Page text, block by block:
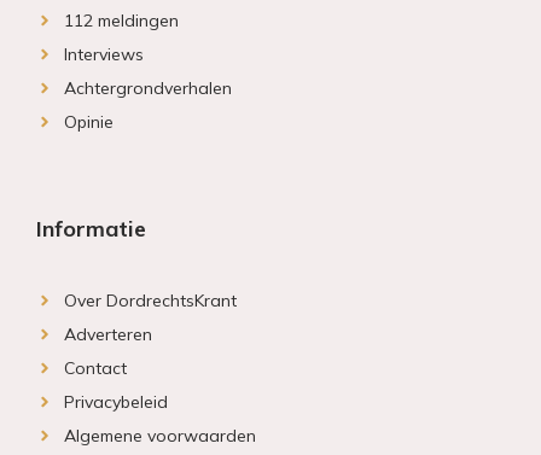
112 meldingen
Interviews
Achtergrondverhalen
Opinie
Informatie
Over DordrechtsKrant
Adverteren
Contact
Privacybeleid
Algemene voorwaarden